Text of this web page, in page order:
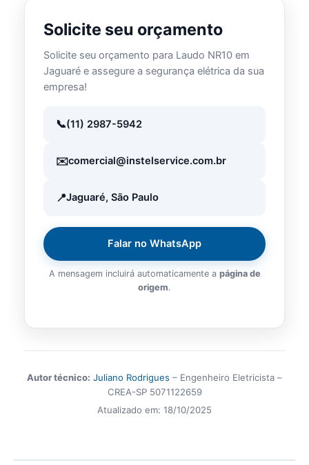
Solicite seu orçamento
Solicite seu orçamento para Laudo NR10 em
Jaguaré e assegure a segurança elétrica da sua
empresa!
(11) 2987-5942
comercial@instelservice.com.br
Jaguaré, São Paulo
Falar no WhatsApp
A mensagem incluirá automaticamente a página de
origem.
Autor técnico: Juliano Rodrigues – Engenheiro Eletricista –
CREA-SP 5071122659
Atualizado em: 18/10/2025